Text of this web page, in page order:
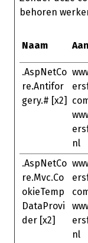
behoren
Naam
.AspNetCo
re.Antifor
gery.# [x2]
nl
.AspNetCo
re.Mvc.Co
okieTemp
DataProvi
der [x2]
nl